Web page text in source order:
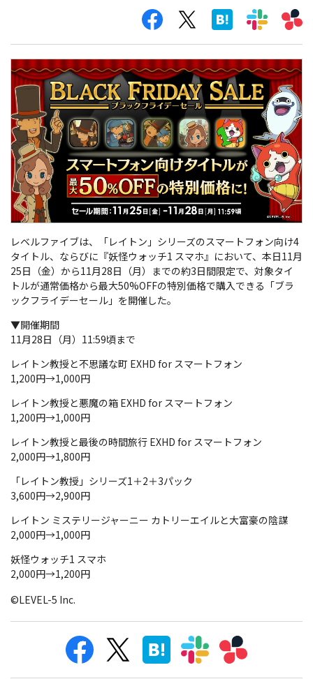
レベルファイブは、「レイトン」シリーズのスマートフォン向け4
タイトル、ならびに『妖怪ウォッチ1 スマホ』において、本日11月
25日（金）から11月28日（月）までの約3日間限定で、対象タイ
トルが通常価格から最大50%OFFの特別価格で購入できる「ブラ
ックフライデーセール」を開催した。
▼開催期間
11月28日（月）11:59頃まで
レイトン教授と不思議な町 EXHD for スマートフォン
1,200円→1,000円
レイトン教授と悪魔の箱 EXHD for スマートフォン
1,200円→1,000円
レイトン教授と最後の時間旅行 EXHD for スマートフォン
2,000円→1,800円
「レイトン教授」シリーズ1＋2＋3パック
3,600円→2,900円
レイトン ミステリージャーニー カトリーエイルと大富豪の陰謀
2,000円→1,000円
妖怪ウォッチ1 スマホ
2,000円→1,200円
©LEVEL-5 Inc.